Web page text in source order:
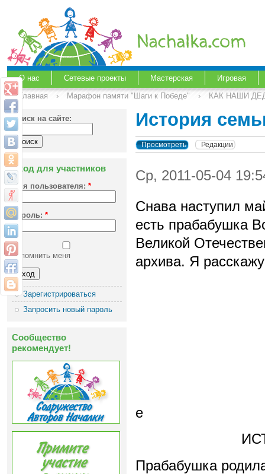
О нас Сетевые проекты Мастерская
Игровая
Главная
› Марафон памяти "Шаги к Победе" › КАК НАШИ
Поиск на сайте:
Вход для участников
Имя пользователя: *
Пароль: *
Запомнить меня
Зарегистрироваться
Запросить новый пароль
Сообщество
рекомендует!
История
Просмотреть Редакции
Ср, 2011-05-04
Снава наступил
есть прабабушка
Великой
архива. Я
е
Прабабушка